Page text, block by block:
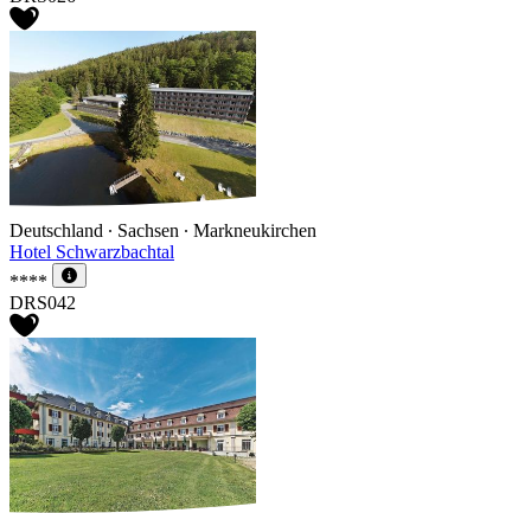
Deutschland ∙ Sachsen ∙ Markneukirchen
Hotel Schwarzbachtal
****
DRS042